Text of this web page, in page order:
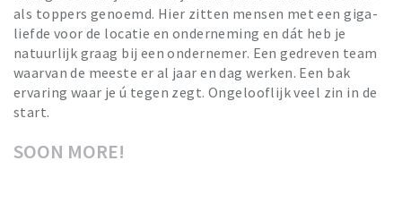
als toppers genoemd. Hier zitten mensen met een giga-
liefde voor de locatie en onderneming en dát heb je
natuurlijk graag bij een ondernemer. Een gedreven team
waarvan de meeste er al jaar en dag werken. Een bak
ervaring waar je ú tegen zegt. Ongelooflijk veel zin in de
start.
SOON MORE!